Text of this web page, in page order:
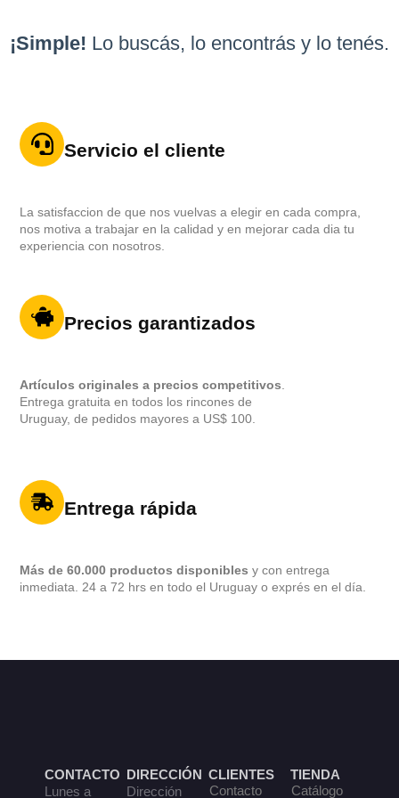
¡Simple! Lo buscás, lo encontrás y lo tenés.
Servicio el cliente
La satisfaccion de que nos vuelvas a elegir en cada compra,
nos motiva a trabajar en la calidad y en mejorar cada dia tu
experiencia con nosotros.
Precios garantizados
Artículos originales a precios competitivos
Entrega gratuita en todos los rincones de
Uruguay, de pedidos mayores a US$ 100.
Entrega rápida
Más de 60.000 productos disponibles y con entrega
inmediata. 24 a 72 hrs en todo el Uruguay o exprés en el día.
CONTACTO
Lunes a
DIRECCIÓN
Dirección
CLIENTES
Contacto
TIENDA
Catálogo